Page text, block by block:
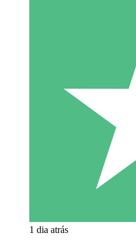
1 dia atrás